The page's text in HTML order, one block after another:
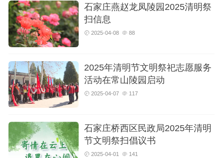
石家庄燕赵龙凤陵园2025清明祭
扫信息
2025-04-08 88
2025年清明节文明祭祀志愿服务
活动在常山陵园启动
2025-04-07 117
石家庄桥西区民政局2025年清明
节文明祭扫倡议书
2025-04-01 141